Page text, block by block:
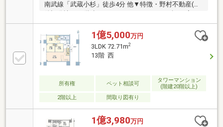
南武線「武蔵小杉」徒歩4分 他▼特徴・野村不動産(株)
バルコニーに面する設計・洋室2室がLDに隣接、扉を
開放し一体利用も可能・L字型の対面式キッチン・全
居室収納有、主寝室にWIC付・ペット飼育可能(細則有
／足洗い場有)・コンシェルジュサービス有・各階にゴ
ミステーションを設置▼設備・床暖房(LD部分)・食洗
希望の住まい探しをお手伝いします ━━━━━・・・
物件の詳細・ご相談はお気軽にお問い合わせくださ
1億5,000万円
3LDK 72.71m2
13階 西
所有権 ペット相談可
タワーマンション
(階建20階以上)
2階以上
間取り図有り
1億3,980万円